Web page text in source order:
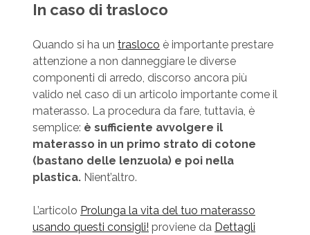
In caso di trasloco
Quando si ha un trasloco è importante prestare
attenzione a non danneggiare le diverse
componenti di arredo, discorso ancora più
valido nel caso di un articolo importante come il
materasso. La procedura da fare, tuttavia, è
semplice: è sufficiente avvolgere il
materasso in un primo strato di cotone
(bastano delle lenzuola) e poi nella
plastica.Nient’altro.
L’articolo Prolunga la vita del tuo materasso
usando questi consigli! proviene da Dettagli